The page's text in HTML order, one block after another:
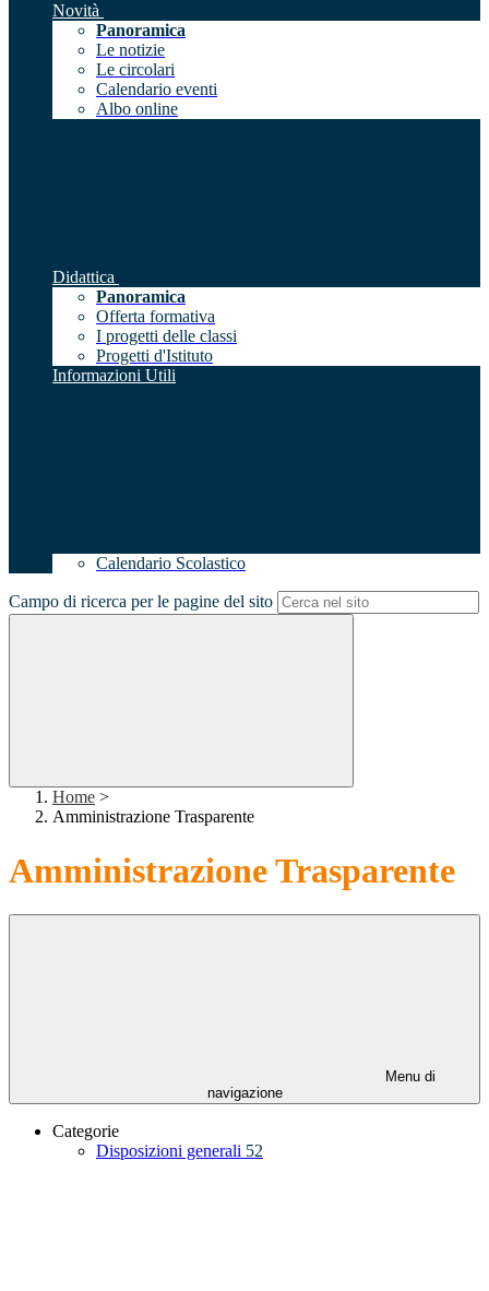
Novità
Panoramica
Le notizie
Le circolari
Calendario eventi
Albo online
Didattica
Panoramica
Offerta formativa
I progetti delle classi
Progetti d'Istituto
Informazioni Utili
Calendario Scolastico
Campo di ricerca per le pagine del sito
Home >
Amministrazione Trasparente
Amministrazione Trasparente
Menu di
navigazione
Categorie
Disposizioni generali 52